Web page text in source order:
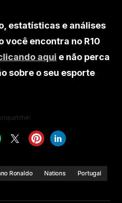
estatísticas e análises
você encontra no R10
aqui e não perca
sobre o seu esporte
Ronaldo Nations Portugal